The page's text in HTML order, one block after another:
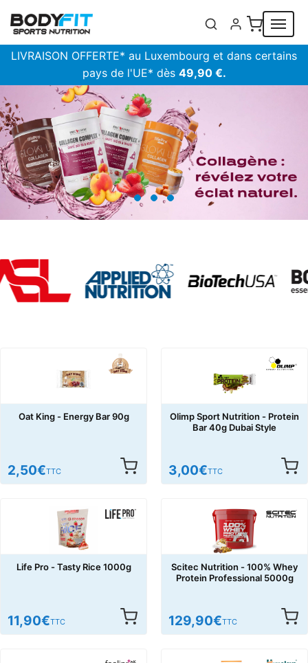
LIVRAISON OFFERTE* au Luxembourg et dans certains
pays de l'UE* dès 49,90 €.
Oat King - Energy Bar 90g
2,50€TTC
Olimp Sport Nutrition - Protein
Bar 40g Dubai Style
3,00€TTC
Life Pro - Tasty Rice 1000g
11,90€TTC
Scitec Nutrition - 100% Whey
Protein Professional 5000g
129,90€TTC